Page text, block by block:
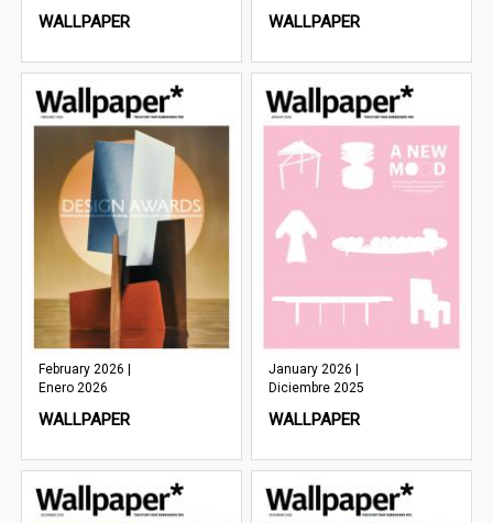
WALLPAPER WALLPAPER
February 2026 |
Enero 2026
WALLPAPER
January 2026 |
Diciembre 2025
WALLPAPER